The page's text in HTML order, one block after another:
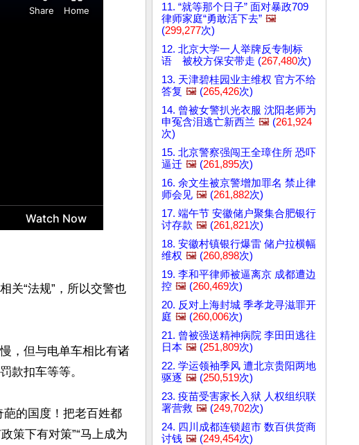
关“法规”，所以交警也
，但与电单车相比有诸
款扣车等等。
的国度！把老百姓都
策下有对策”“马上成为
11. “就等那个日子” 面对暴政709
律师家庭“勇敢活下去” 🖼️
(299,277次)
12. 北京大学一人举牌反专制标
语 被校方保安带走 (267,480次)
13. 天津碧桂园业主维权 官方不给
答复 🖼️ (265,426次)
14. 曾被女警扒光衣服 沈阳老师为
申冤含泪逃亡新西兰 🖼️ (261,924
次)
15. 北京警察强闯王全璋住所 恐吓
逼迁 🖼️ (261,895次)
16. 余文生被京警增加罪名 禁止律
师会见 🖼️ (261,882次)
17. 端午节 安徽储户聚集合肥银行
讨存款 🖼️ (261,821次)
18. 安徽村镇银行爆雷 储户拉横幅
维权 🖼️ (260,898次)
19. 李和平律师被逼离京 成都遭边
控 🖼️ (260,469次)
20. 反对上海封城 季孝龙寻滋罪开
庭 🖼️ (260,006次)
21. 曾被强送精神病院 李田田逃往
日本 🖼️ (251,809次)
22. 学运领袖季风 遭北京贵阳两地
驱逐 🖼️ (250,519次)
23. 疫苗受害家长入狱 人权组织联
署营救 🖼️ (249,702次)
24. 四川成都连锁超市 数百供货商
讨钱 🖼️ (249,454次)